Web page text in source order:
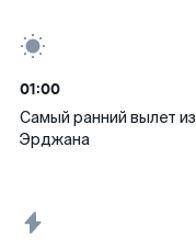
01:00
Самый ранний вылет из
Эрджана